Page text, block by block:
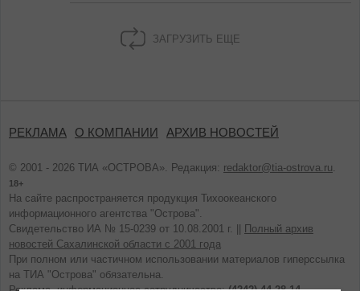
ЗАГРУЗИТЬ ЕЩЕ
РЕКЛАМА О КОМПАНИИ АРХИВ НОВОСТЕЙ
© 2001 - 2026 ТИА «ОСТРОВА». Редакция: redaktor@tia-ostrova.ru.
18+
На сайте распространяется продукция Тихоокеанского
информационного агентства "Острова".
Свидетельство ИА № 15-0239 от 10.08.2001 г. ||
Полный архив
новостей Сахалинской области с 2001 года
При полном или частичном использовании материалов гиперссылка
на ТИА "Острова" обязательна.